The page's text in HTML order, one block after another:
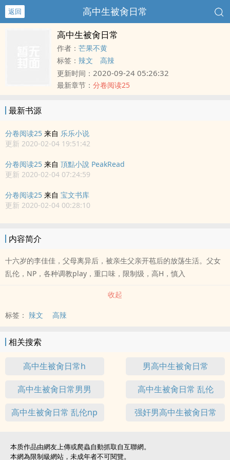
返回 高中生被肏日常
高中生被肏日常
作者： 芒果不黄
标签： 辣文
高辣
更新时间： 2020-09-24 05:26:32
最新章节： 分卷阅读25
最新书源
分卷阅读25 来自 乐乐小说
更新 2020-02-04 19:51:42
分卷阅读25 来自 頂點小說 PeakRead
更新 2020-02-04 07:24:59
分卷阅读25 来自 宝文书库
更新 2020-02-04 00:28:10
内容简介
十六岁的李佳佳，父母离异后，被亲生父亲开苞后的放荡生活。父女
乱伦，NP，各种调教play，重口味，限制级，高H，慎入
收起
标签： 辣文 高辣
相关搜索
高中生被肏日常h 男高中生被肏日常
高中生被肏日常男男 高中生被肏日常 乱伦
高中生被肏日常 乱伦np 强奸男高中生被肏日常
本质作品由網友上傳或爬蟲自動抓取自互聯網。
本網為限制級網站，未成年者不可閱覽。